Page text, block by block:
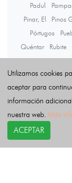
Padul
Pinar, El
Pinos
Pórtugos
Quéntar
Rubite
Santa Fe
Torvizcón
Válor
Vélez de
Villanueva Mesía
Utilizamos cookies
aceptar para
información
nuestra web. Más
ACEPTAR